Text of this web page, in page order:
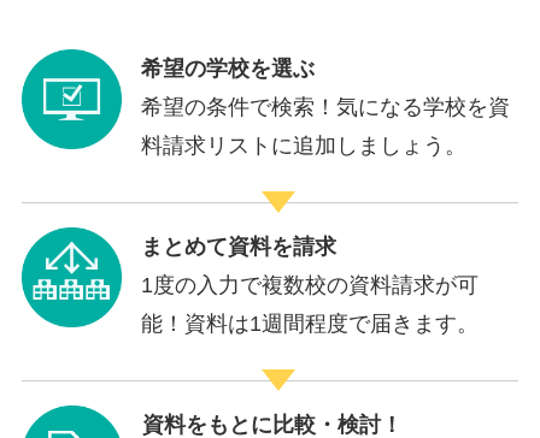
希望の学校を選ぶ
希望の条件で検索！気になる学校を資
料請求リストに追加しましょう。
まとめて資料を請求
1度の入力で複数校の資料請求が可
能！資料は1週間程度で届きます。
資料をもとに比較・検討！